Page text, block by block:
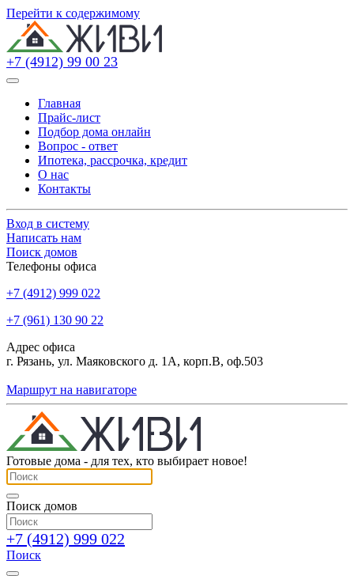
Перейти к содержимому
+7 (4912) 99 00 23
Главная
Прайс-лист
Подбор дома онлайн
Вопрос - ответ
Ипотека, рассрочка, кредит
О нас
Контакты
Вход в систему
Написать нам
Поиск домов
Телефоны офиса
+7 (4912) 999 022
+7 (961) 130 90 22
Адрес офиса
г. Рязань, ул. Маяковского д. 1А, корп.В, оф.503
Маршрут на навигаторе
Готовые дома - для тех, кто выбирает новое!
Поиск домов
+7 (4912) 999 022
Поиск